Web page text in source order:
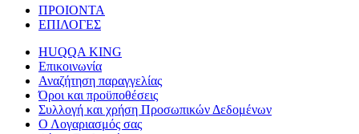
ΠΡΟΙΟΝΤΑ
ΕΠΙΛΟΓΕΣ
HUQQA KING
Επικοινωνία
Αναζήτηση παραγγελίας
Όροι και προϋποθέσεις
Συλλογή και χρήση Προσωπικών Δεδομένων
Ο Λογαριασμός σας